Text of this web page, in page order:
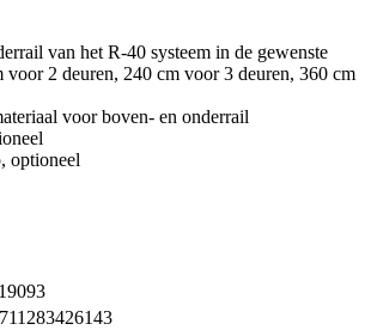
van het R-40 systeem in de gewenste
voor 2 deuren, 240 cm voor 3 deuren, 360 cm
voor boven- en onderrail
optioneel